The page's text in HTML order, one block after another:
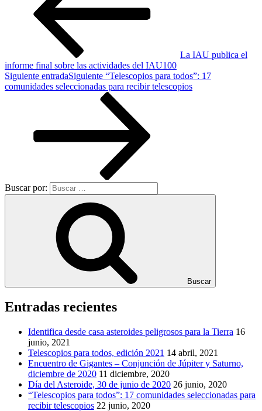
La IAU publica el
informe final sobre las actividades del IAU100
Siguiente entradaSiguiente “Telescopios para todos”: 17
comunidades seleccionadas para recibir telescopios
Buscar por:
Buscar
Entradas recientes
Identifica desde casa asteroides peligrosos para la Tierra 16
junio, 2021
Telescopios para todos, edición 2021 14 abril, 2021
Encuentro de Gigantes – Conjunción de Júpiter y Saturno,
diciembre de 2020 11 diciembre, 2020
Día del Asteroide, 30 de junio de 2020 26 junio, 2020
“Telescopios para todos”: 17 comunidades seleccionadas para
recibir telescopios 22 junio, 2020